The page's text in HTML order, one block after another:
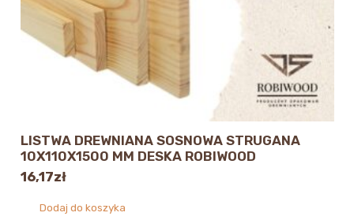
LISTWA DREWNIANA SOSNOWA STRUGANA
10X110X1500 MM DESKA ROBIWOOD
16,17zł
Dodaj do koszyka